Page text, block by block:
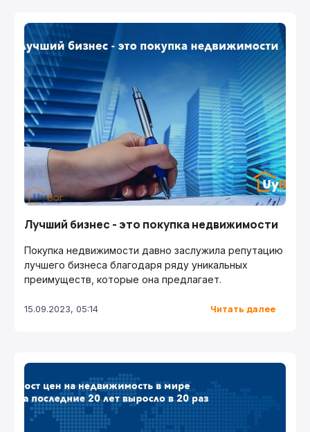
Лучший бизнес - это покупка недвижимости
Покупка недвижимости давно заслужила репутацию
лучшего бизнеса благодаря ряду уникальных
преимуществ, которые она предлагает.
15.09.2023, 05:14 Читать далее